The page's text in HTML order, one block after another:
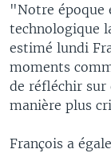
"Notre époque
technologique
estimé lundi
moments
de réfléchir sur
manière plus
François a